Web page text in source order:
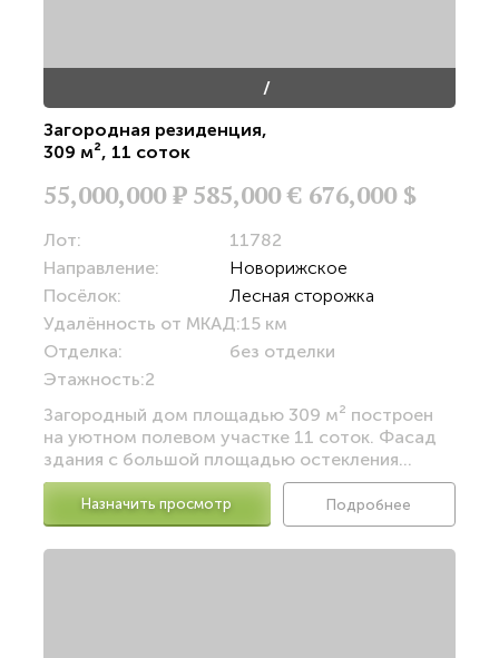
/
Загородная резиденция,
309 м², 11 соток
55,000,000Р 585,000 € 676,000 $
Лот:
11782
Направление:
Новорижское
Посёлок:
Лесная сторожка
Удалённость от МКАД:15 км
Отделка:
без отделки
Этажность:2
Загородный дом площадью 309 м² построен
на уютном полевом участке 11 соток. Фасад
здания с большой площадью остекления...
Назначить просмотр Подробнее